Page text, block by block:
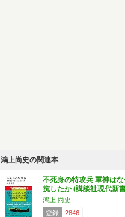
鴻上尚史の関連本
不死身の特攻兵 軍神は
抗したか (講談社現代新
鴻上 尚史
登録
2846